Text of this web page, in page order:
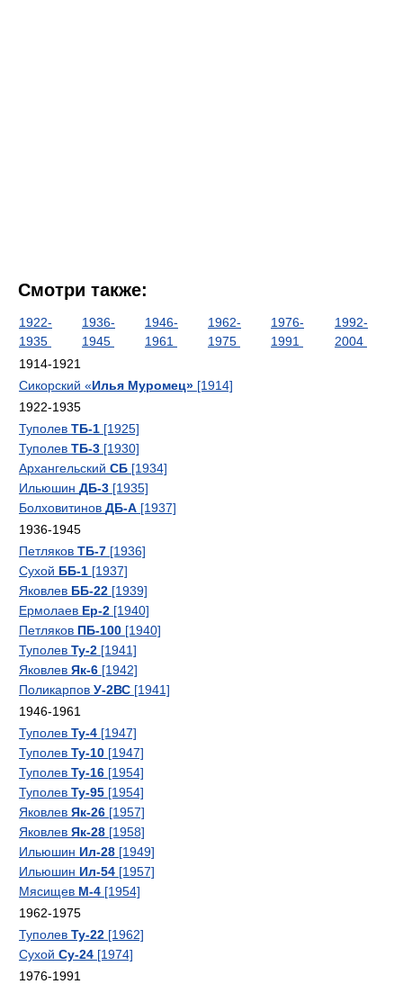
Смотри также:
1922-
1935
1936-
1945
1946-
1961
1962-
1975
1976-
1991
1992-
2004
1914-1921
Сикорский «Илья Муромец» [1914]
1922-1935
Туполев ТБ-1 [1925]
Туполев ТБ-3 [1930]
Архангельский СБ [1934]
Ильюшин ДБ-3 [1935]
Болховитинов ДБ-А [1937]
1936-1945
Петляков ТБ-7 [1936]
Сухой ББ-1 [1937]
Яковлев ББ-22 [1939]
Ермолаев Ер-2 [1940]
Петляков ПБ-100 [1940]
Туполев Ту-2 [1941]
Яковлев Як-6 [1942]
Поликарпов У-2ВС [1941]
1946-1961
Туполев Ту-4 [1947]
Туполев Ту-10 [1947]
Туполев Ту-16 [1954]
Туполев Ту-95 [1954]
Яковлев Як-26 [1957]
Яковлев Як-28 [1958]
Ильюшин Ил-28 [1949]
Ильюшин Ил-54 [1957]
Мясищев М-4 [1954]
1962-1975
Туполев Ту-22 [1962]
Сухой Су-24 [1974]
1976-1991